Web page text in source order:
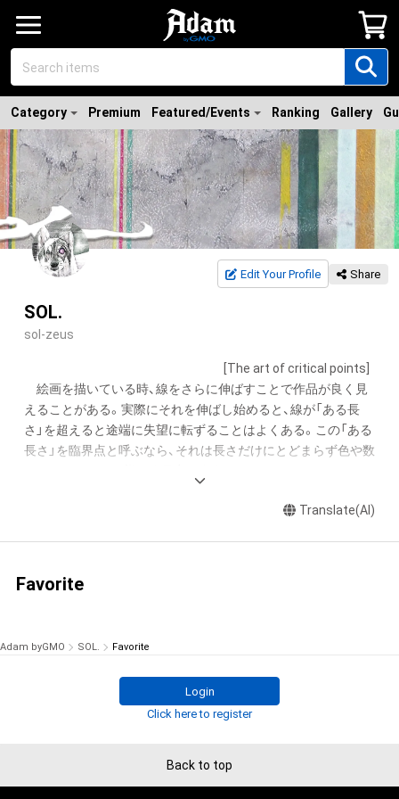
Category Premium Featured/Events Ranking Gallery
Edit Your Profile Share
SOL.
sol-zeus
[The art of critical points]
絵画を描いている時、線をさらに伸ばすことで作品が良く見
えることがある。実際にそれを伸ばし始めると、線が「ある長
さ」を超えると途端に失望に転ずることはよくある。この「ある
長さ」を臨界点と呼ぶなら、それは長さだけにとどまらず色や数
は、臨界点に至った時、その良し悪しの理由を「言葉」では表現
合で１点を争うシーソーゲーム」だ。興奮と感動は、自らの感覚
を研ぎ澄まし、思いもよらぬ方向や力を作品に与える。そして
1996年6月第 52回現代美術家協会展にて会員推挙(絵画)
2006年12月23日[iLife’06 iMovie コンテスト]Apple銀座店 優
Translate(AI)
Favorite
Adam byGMO SOL. Favorite
Login
Click here to register
Back to top